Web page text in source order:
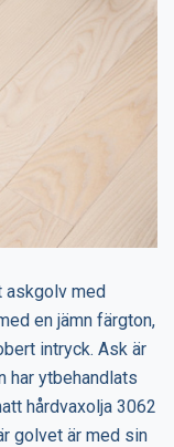
askgolv med
en jämn färgton,
intryck. Ask är
har ytbehandlats
hårdvaxolja 3062
golvet är med sin